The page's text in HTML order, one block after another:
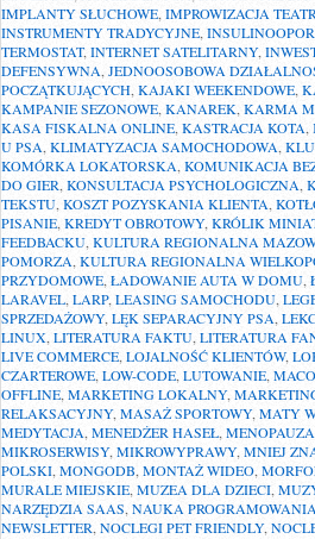
IMPLANTY SŁUCHOWE, IMPROWIZACJA
INSTRUMENTY TRADYCYJNE
TERMOSTAT, INTERNET SATELITARNY,
DEFENSYWNA JEDNOOSOBOWA
POCZĄTKUJĄCYCH KAJAKI WEEKENDOWE
KAMPANIE SEZONOWE KANAREK KARMA
KASA FISKALNA ONLINE KASTRACJA KOTA,
U PSA KLIMATYZACJA SAMOCHODOWA
KOMÓRKA LOKATORSKA KOMUNIKACJA
DO GIER KONSULTACJA PSYCHOLOGICZNA
TEKSTU KOSZT POZYSKANIA KLIENTA
PISANIE KREDYT OBROTOWY, KRÓLIK
FEEDBACKU KULTURA REGIONALNA
POMORZA KULTURA REGIONALNA
PRZYDOMOWE ŁADOWANIE AUTA W DOMU
LARAVEL LARP, LEASING SAMOCHODU,
SPRZEDAŻOWY, LĘK SEPARACYJNY PSA
LINUX LITERATURA FAKTU, LITERATURA
LIVE COMMERCE, LOJALNOŚĆ KLIENTÓW,
CZARTEROWE, LOW-CODE LUTOWANIE
OFFLINE MARKETING LOKALNY,
RELAKSACYJNY, MASAŻ SPORTOWY, MATY
MEDYTACJA, MENEDŻER HASEŁ MENOPAUZA
MIKROSERWISY, MIKROWYPRAWY, MNIEJ
POLSKI MONGODB, MONTAŻ WIDEO,
MURALE MIEJSKIE MUZEA DLA DZIECI
NARZĘDZIA SAAS NAUKA PROGRAMOWANIA
NEWSLETTER NOCLEGI PET FRIENDLY,